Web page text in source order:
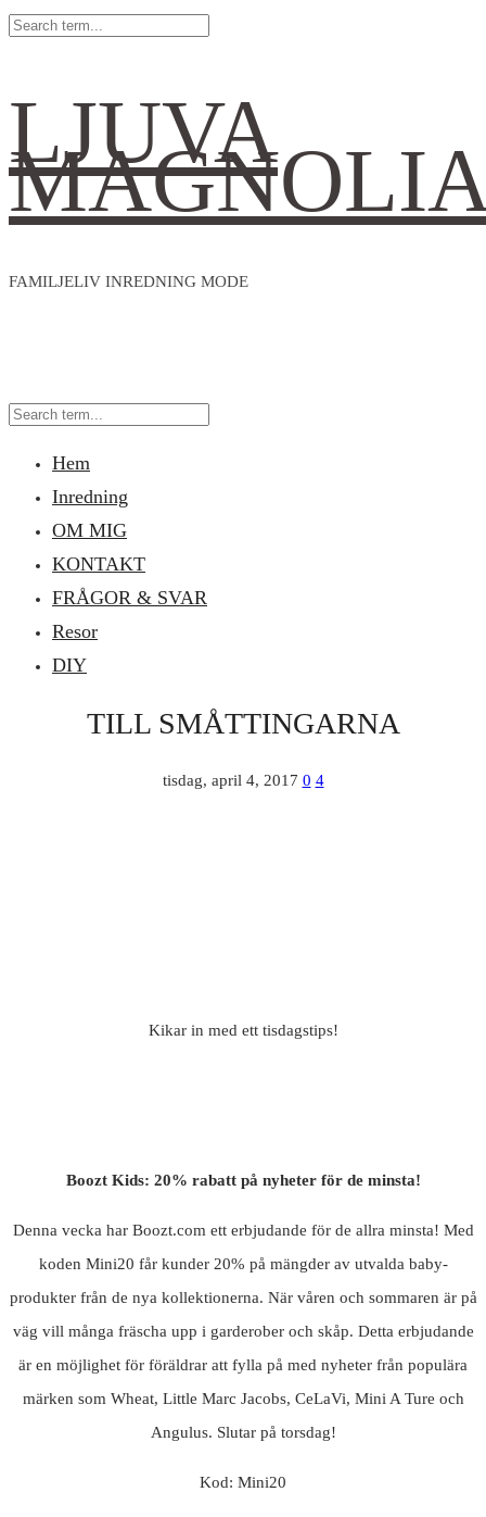
LJUVA
FAMILJELIV INREDNING MODE
Hem
Inredning
OM MIG
KONTAKT
FRÅGOR & SVAR
Resor
DIY
TILL SMÅTTINGARNA
tisdag, april 4, 2017 0 4
Kikar in med ett tisdagstips!
Boozt Kids: 20% rabatt på nyheter för de minsta!
Denna vecka har Boozt.com ett erbjudande för de allra minsta! Med
koden Mini20 får kunder 20% på mängder av utvalda baby-
produkter från de nya kollektionerna. När våren och sommaren är på
väg vill många fräscha upp i garderober och skåp. Detta erbjudande
är en möjlighet för föräldrar att fylla på med nyheter från populära
märken som Wheat, Little Marc Jacobs, CeLaVi, Mini A Ture och
Angulus. Slutar på torsdag!
Kod: Mini20